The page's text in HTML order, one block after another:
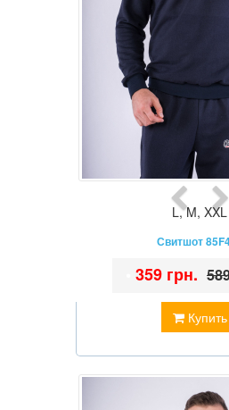
L,M, XXL
Свитшот
Купить
359 грн.